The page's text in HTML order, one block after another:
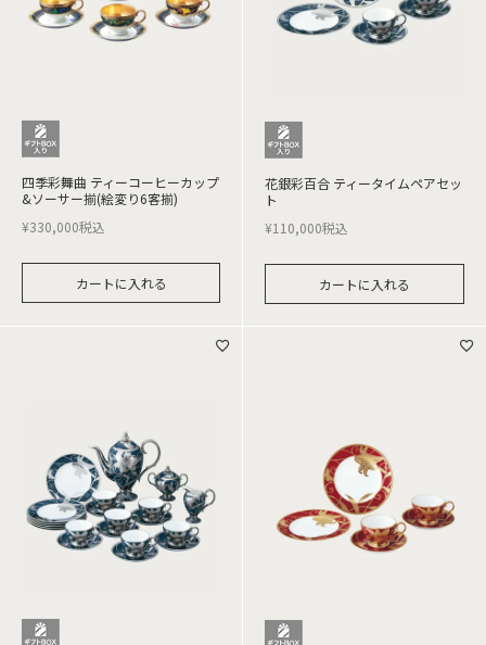
四季彩舞曲 ティーコーヒーカップ
&ソーサー揃(絵変り6客揃)
¥330,000税込
カートに入れる
花銀彩百合 ティータイムペアセッ
ト
¥110,000税込
カートに入れる